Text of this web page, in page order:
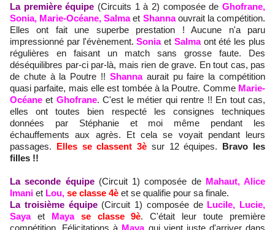
La première équipe (Circuits 1 à 2) composée deGhofrane,
Sonia, Marie-Océane, Salmaet Shannaouvrait la compétition.
Elles ont fait une superbe prestation ! Aucune n'a paru
impressionné par l'évènement.Soniaet Salmaont été les plus
régulières en faisant un match sans grosse faute. Des
déséquilibres par-ci par-là, mais rien de grave. En tout cas, pas
de chute à la Poutre !! Shannaaurait pu faire la compétition
quasi parfaite, mais elle est tombée à la Poutre. Comme Marie-
Océane et Ghofrane. C'est le métier qui rentre !! En tout cas,
elles ont toutes bien respecté les consignes techniques
données par Stéphanie et moi même pendant les
échauffements aux agrès. Et cela se voyait pendant leurs
passages. Elles se classent 3è sur 12 équipes. Bravo les
filles !!
La seconde équipe(Circuit 1) composée de Mahaut, Alice
Imani et Lou, se classe 4è et se qualifie pour sa finale.
La troisième équipe(Circuit 1) composée de Lucile, Lucie,
Saya et Maya se classe 9è. C'était leur toute première
compétition. Félicitations à Maya qui vient juste d'arriver dans